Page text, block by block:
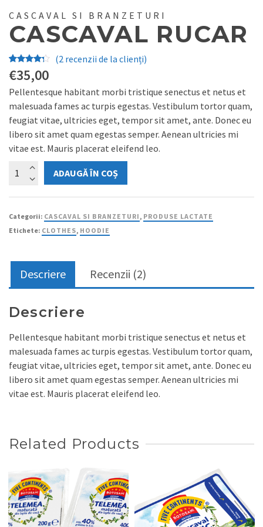
CASCAVAL SI BRANZETURI
CASCAVAL RUCAR
la4.00
din 5 pe
baza a
evaluări
ale
clienților
(2 recenzii de la clienți)
€35,00
Pellentesque habitant morbi tristique senectus et netus et
malesuada fames ac turpis egestas. Vestibulum tortor quam,
feugiat vitae, ultricies eget, tempor sit amet, ante. Donec eu
libero sit amet quam egestas semper. Aenean ultricies mi
vitae est. Mauris placerat eleifend leo.
Cantitate
Cascaval
ADAUGĂ ÎN COȘ
Categorii: CASCAVAL SI BRANZETURI, PRODUSE LACTATE
Etichete: CLOTHES, HOODIE
Descriere Recenzii (2)
Descriere
Pellentesque habitant morbi tristique senectus et netus et
malesuada fames ac turpis egestas. Vestibulum tortor quam,
feugiat vitae, ultricies eget, tempor sit amet, ante. Donec eu
libero sit amet quam egestas semper. Aenean ultricies mi
vitae est. Mauris placerat eleifend leo.
Related Products